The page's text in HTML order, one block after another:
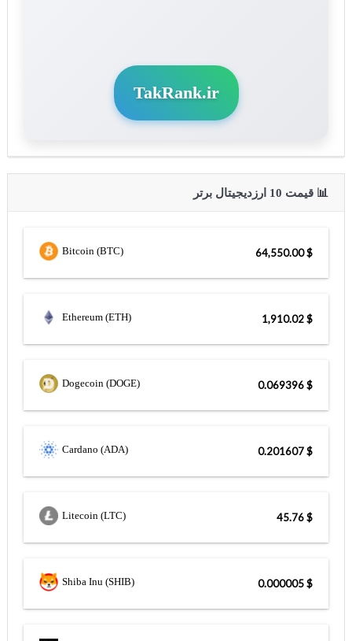
TakRank.ir
📊 قیمت 10 ارزدیجیتال برتر
Bitcoin (BTC) $ 64,550.00
Ethereum (ETH) $ 1,910.02
Dogecoin (DOGE) $ 0.069396
Cardano (ADA) $ 0.201607
Litecoin (LTC) $ 45.76
Shiba Inu (SHIB) $ 0.000005